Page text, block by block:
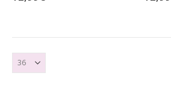
choisies